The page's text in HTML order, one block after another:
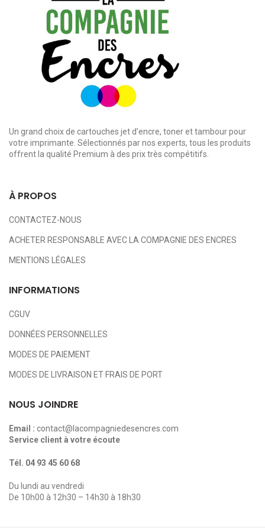
Un grand choix de cartouches jet d’encre, toner et tambour pour
votre imprimante. Sélectionnés par nos experts, tous les produits
offrent la qualité Premium à des prix très compétitifs.
À PROPOS
CONTACTEZ-NOUS
ACHETER RESPONSABLE AVEC LA COMPAGNIE DES ENCRES
MENTIONS LÉGALES
INFORMATIONS
CGUV
DONNÉES PERSONNELLES
MODES DE PAIEMENT
MODES DE LIVRAISON ET FRAIS DE PORT
NOUS JOINDRE
Email : contact@lacompagniedesencres.com
Service client à votre écoute
Tél. 04 93 45 60 68
Du lundi au vendredi
De 10h00 à 12h30 – 14h30 à 18h30